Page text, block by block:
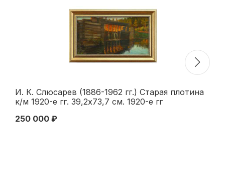
И. К. Слюсарев (1886-1962 гг.) Старая плотина
к/м 1920-е гг. 39,2x73,7 см. 1920-е гг
250 000 ₽